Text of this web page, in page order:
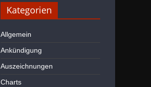
Kategorien
Allgemein
Ankündigung
Auszeichnungen
Charts